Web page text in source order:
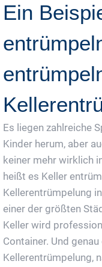
Ein
Es liegen zahlreiche
Kinder herum, aber
keiner mehr wirklich
heißt es Keller
Kellerentrümpelung
einer der größten
Keller wird
Container. Und
Kellerentrümpelung,